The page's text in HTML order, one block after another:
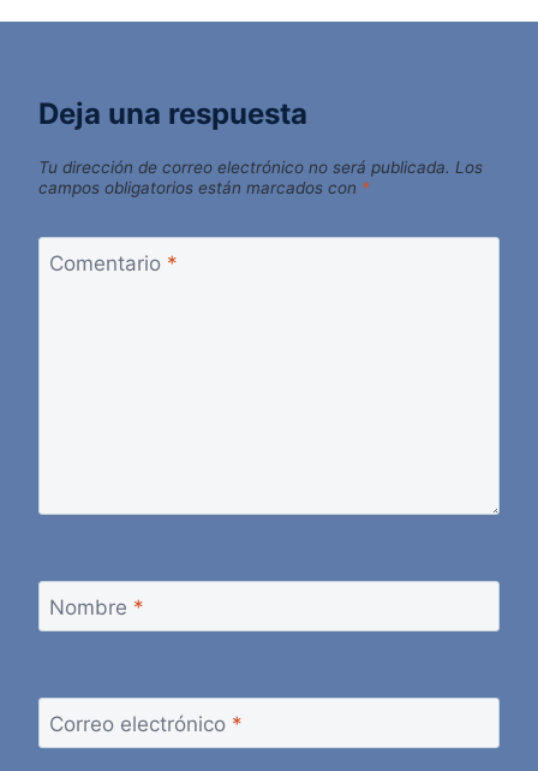
Deja una respuesta
Tu dirección de correo electrónico no será publicada. Los
campos obligatorios están marcados con *
Comentario *
Nombre *
Correo electrónico *